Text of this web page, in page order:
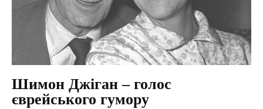
Шимон Джіган – голос
єврейського гумору